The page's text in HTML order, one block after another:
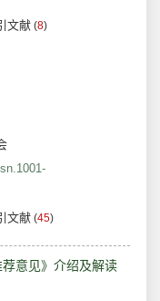
文献 (8)
文献 (45)
意见》介绍及解读